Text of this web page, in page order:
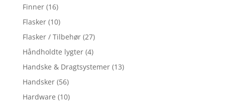
Finner (16)
Flasker (10)
Flasker / Tilbehør (27)
Håndholdte lygter (4)
Handske & Dragtsystemer (13)
Handsker (56)
Hardware (10)